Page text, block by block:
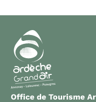
Office de Tourisme